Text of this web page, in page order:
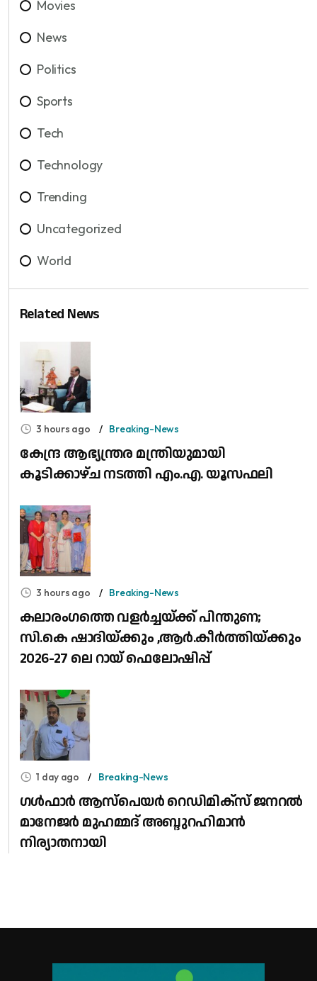
Movies
News
Politics
Sports
Tech
Technology
Trending
Uncategorized
World
Related News
3 hours ago Breaking-News
കേന്ദ്ര ആഭ്യന്ത്രര മന്ത്രിയുമായി
കൂടിക്കാഴ്ച നടത്തി എം.എ. യൂസഫലി
3 hours ago Breaking-News
കലാരംഗത്തെ വളർച്ചയ്ക്ക് പിന്തുണ;
സി.കെ ഷാദിയ്ക്കും ,ആർ.കീർത്തിയ്ക്കും
2026-27 ലെ റായ് ഫെലോഷിപ്പ്
1 day ago Breaking-News
​ഗൾഫാർ ആസ്പെയർ റെഡിമിക്സ് ജനറൽ
മാനേജർ മുഹമ്മദ് അബ്ദുറഹിമാൻ
നിര്യാതനായി